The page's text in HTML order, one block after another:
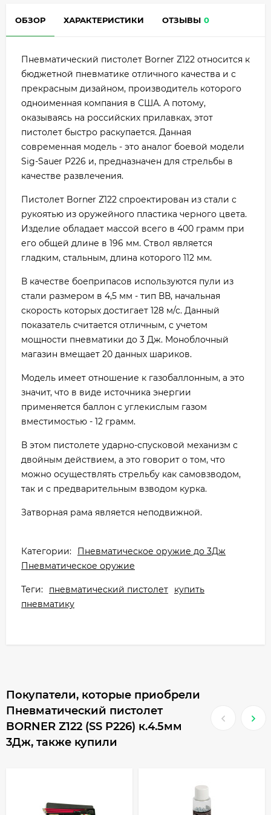
ОБЗОР ХАРАКТЕРИСТИКИ ОТЗЫВЫ 0
Пневматический пистолет Borner Z122 относится к
бюджетной пневматике отличного качества и с
прекрасным дизайном, производитель которого
одноименная компания в США. А потому,
оказываясь на российских прилавках, этот
пистолет быстро раскупается. Данная
современная модель - это аналог боевой модели
Sig-Sauer P226 и, предназначен для стрельбы в
качестве развлечения.
Пистолет Borner Z122 спроектирован из стали с
рукоятью из оружейного пластика черного цвета.
Изделие обладает массой всего в 400 грамм при
его общей длине в 196 мм. Ствол является
гладким, стальным, длина которого 112 мм.
В качестве боеприпасов используются пули из
стали размером в 4,5 мм - тип ВВ, начальная
скорость которых достигает 128 м/с. Данный
показатель считается отличным, с учетом
мощности пневматики до 3 Дж. Моноблочный
магазин вмещает 20 данных шариков.
Модель имеет отношение к газобаллонным, а это
значит, что в виде источника энергии
применяется баллон с углекислым газом
вместимостью - 12 грамм.
В этом пистолете ударно-спусковой механизм с
двойным действием, а это говорит о том, что
можно осуществлять стрельбу как самовзводом,
так и с предварительным взводом курка.
Затворная рама является неподвижной.
Категории:
Пневматическое оружие до 3Дж
Пневматическое оружие
Теги: пневматический пистолет
купить
пневматику
Покупатели, которые приобрели
Пневматический пистолет
BORNER Z122 (SS P226) к.4.5мм
3Дж, также купили